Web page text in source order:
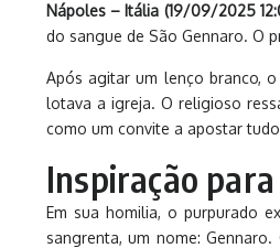
Nápoles – Itália (19/09/2025
do sangue de São Gennaro. O
Após agitar um lenço branco,
lotava a igreja. O religioso
como um convite a apostar
Inspiração
Em sua homilia, o purpurado
sangrenta, um nome: